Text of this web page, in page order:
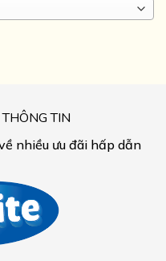
TIN
nhiều ưu đãi hấp dẫn